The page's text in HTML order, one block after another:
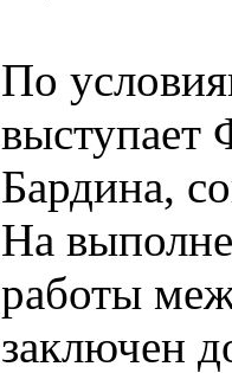
По
Бардина,
На
работы
заключен